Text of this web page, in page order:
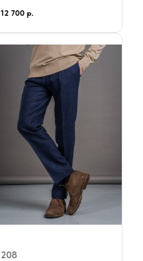
12 700 р.
208